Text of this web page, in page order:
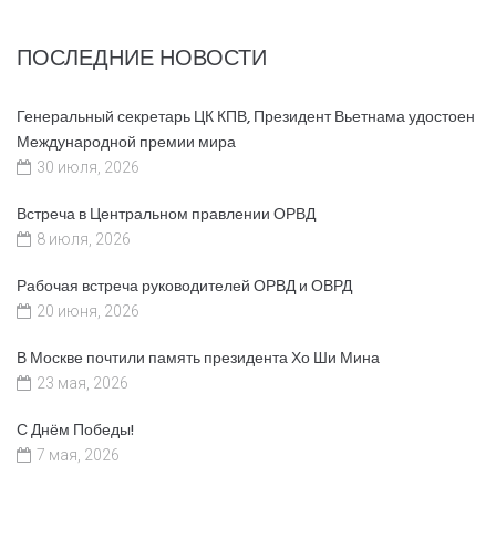
ПОСЛЕДНИЕ НОВОСТИ
Генеральный секретарь ЦК КПВ, Президент Вьетнама удостоен
Международной премии мира
30 июля, 2026
Встреча в Центральном правлении ОРВД
8 июля, 2026
Рабочая встреча руководителей ОРВД и ОВРД
20 июня, 2026
В Москве почтили память президента Хо Ши Мина
23 мая, 2026
С Днём Победы!
7 мая, 2026